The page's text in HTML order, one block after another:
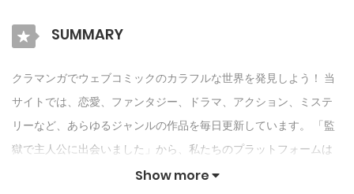
SUMMARY
クラマンガでウェブコミックのカラフルな世界を発見しよう！ 当
サイトでは、恋愛、ファンタジー、ドラマ、アクション、ミステ
リーなど、あらゆるジャンルの作品を毎日更新しています。 「監
獄で主人公に出会いました」から、私たちのプラットフォームは
あなたを楽しませ続けるためにオリジナル作品とIPを紹介します.
Show more